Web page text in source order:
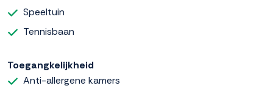
Speeltuin
Tennisbaan
Toegangkelijkheid
Anti-allergene kamers